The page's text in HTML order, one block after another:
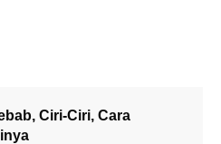
Ciri-Ciri, Cara